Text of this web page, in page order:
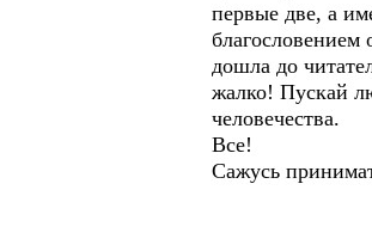
первые две, а
благословением
дошла до
жалко! Пускай
человечества.
Все!
Сажусь